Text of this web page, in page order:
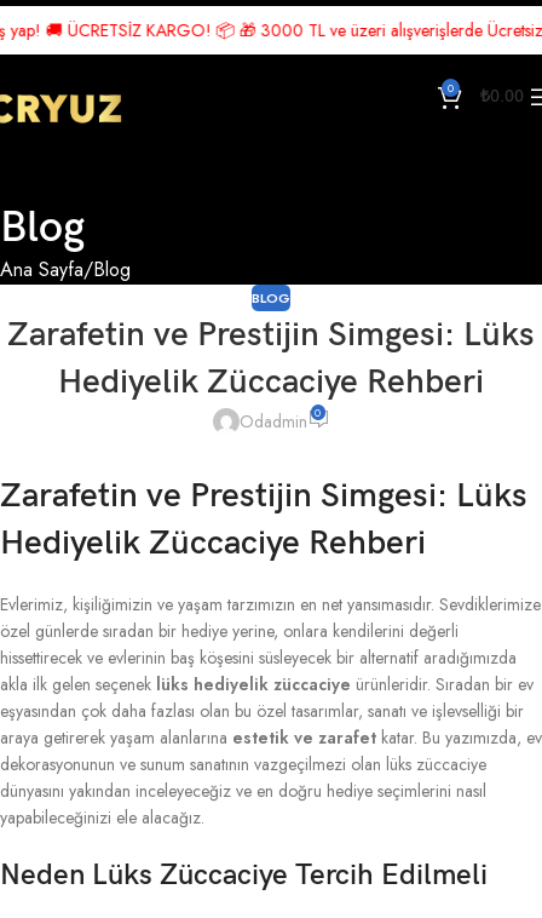
KARGO! 📦 🎁 3000 TL ve üzeri alışverişlerde Ücretsiz
0 ₺0.00
Blog
Ana Sayfa Blog
BLOG
Zarafetin ve Prestijin Simgesi: Lüks
Hediyelik Züccaciye Rehberi
Odadmin 0
Zarafetin ve Prestijin Simgesi: Lüks
Hediyelik Züccaciye Rehberi
Evlerimiz, kişiliğimizin ve yaşam tarzımızın en net yansımasıdır. Sevdiklerimize
özel günlerde sıradan bir hediye yerine, onlara kendilerini değerli
hissettirecek ve evlerinin baş köşesini süsleyecek bir alternatif aradığımızda
akla ilk gelen seçenek lüks hediyelik züccaciye ürünleridir. Sıradan bir ev
eşyasından çok daha fazlası olan bu özel tasarımlar, sanatı ve işlevselliği bir
araya getirerek yaşam alanlarına estetik ve zarafet katar. Bu yazımızda, ev
dekorasyonunun ve sunum sanatının vazgeçilmezi olan lüks züccaciye
dünyasını yakından inceleyeceğiz ve en doğru hediye seçimlerini nasıl
yapabileceğinizi ele alacağız.
Neden Lüks Züccaciye Tercih Edilmeli